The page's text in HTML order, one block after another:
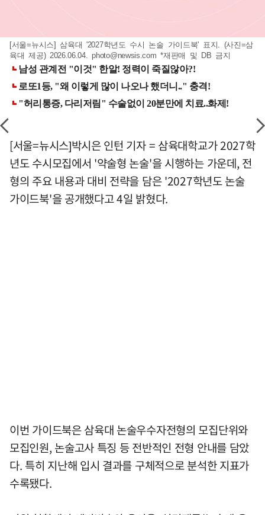
[서울=뉴시스] 삼육대 '2027학년도 수시 논술 가이드북' 표지. (사진=삼
육대 제공) 2026.06.04.photo@newsis.com *재판매 및 DB 금지
[서울=뉴시스]박시은 인턴 기자 = 삼육대학교가 2027학
년도 수시모집에서 '약술형 논술'을 시행하는 가운데, 전
형의 주요 내용과 대비 전략을 담은 '2027학년도 논술
가이드북'을 공개했다고 4일 밝혔다.
이번 가이드북은 삼육대 논술우수자전형의 모집단위와
모집인원, 논술고사 특징 등 전반적인 전형 안내를 담았
다. 특히 지난해 입시 결과를 구체적으로 분석한 지표가
수록됐다.